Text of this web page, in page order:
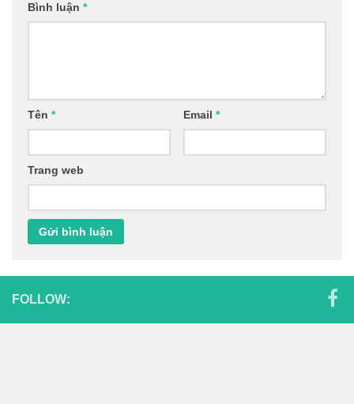
Bình luận *
Tên * Email *
Trang web
FOLLOW: